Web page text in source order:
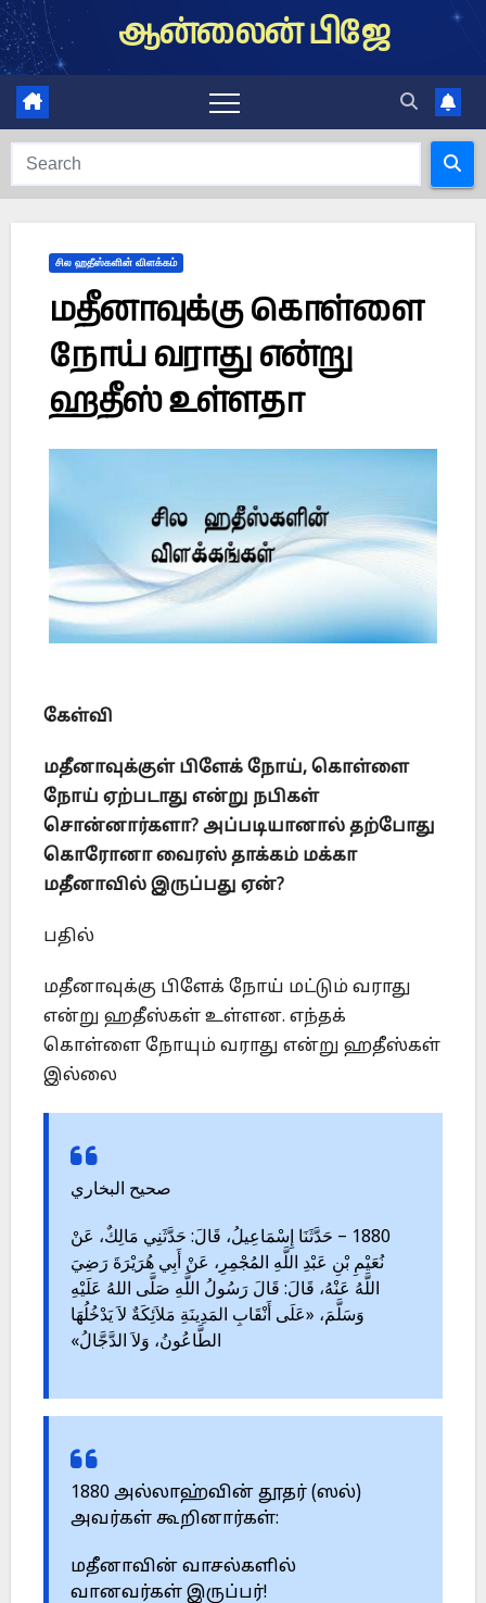
Skip
to
content
ஆன்லைன் பிஜே
சில ஹதீஸ்களின் விளக்கம்
மதீனாவுக்கு கொள்ளை
நோய் வராது என்று
ஹதீஸ் உள்ளதா
கேள்வி
மதீனாவுக்குள் பிளேக் நோய், கொள்ளை
நோய் ஏற்படாது என்று நபிகள்
சொன்னார்களா? அப்படியானால் தற்போது
கொரோனா வைரஸ் தாக்கம் மக்கா
மதீனாவில் இருப்பது ஏன்?
பதில்
மதீனாவுக்கு பிளேக் நோய் மட்டும் வராது
என்று ஹதீஸ்கள் உள்ளன. எந்தக்
கொள்ளை நோயும் வராது என்று ஹதீஸ்கள்
இல்லை
صحيح البخاري
1880 – حَدَّثَنَا إِسْمَاعِيلُ، قَالَ: حَدَّثَنِي مَالِكٌ، عَنْ
نُعَيْمِ بْنِ عَبْدِ اللَّهِ المُجْمِرِ، عَنْ أَبِي هُرَيْرَةَ رَضِيَ
اللَّهُ عَنْهُ، قَالَ: قَالَ رَسُولُ اللَّهِ صَلَّى اللهُ عَلَيْهِ
وَسَلَّمَ، «عَلَى أَنْقَابِ المَدِينَةِ مَلاَئِكَةٌ لاَ يَدْخُلُهَا
الطَّاعُونُ، وَلاَ الدَّجَّالُ»
1880 அல்லாஹ்வின் தூதர் (ஸல்)
அவர்கள் கூறினார்கள்:
மதீனாவின் வாசல்களில்
வானவர்கள் இருப்பர்!